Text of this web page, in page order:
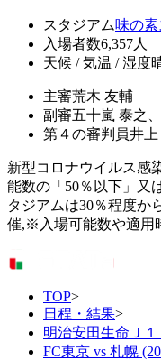
スタジアム味の
入場者数6,357人
天候 / 気温 / 湿度
主審荒木 友輔
副審五十嵐 泰之
第４の審判員井上
新型コロナウイルス感
能数の「50％以下」又
タジアムは30％程度か
催,※入場可能数や適用
TOP>
日程・結果>
明治安田生命Ｊ
FC東京 vs 札幌